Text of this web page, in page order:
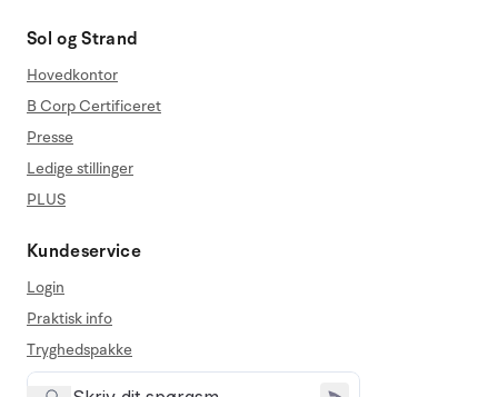
Sol og Strand
Hovedkontor
B Corp Certificeret
Presse
Ledige stillinger
PLUS
Kundeservice
Login
Praktisk info
Tryghedspakke